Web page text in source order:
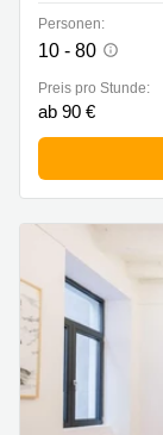
Personen:
10 - 80
Preis pro Stunde:
ab 90 €